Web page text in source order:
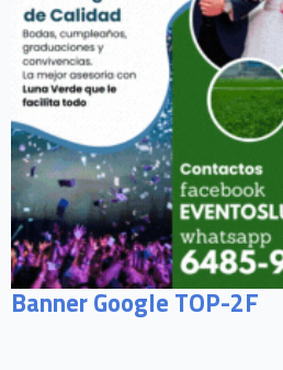
Banner Google TOP-2F